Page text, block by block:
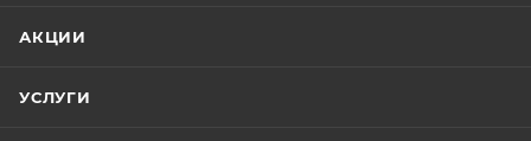
АКЦИИ
УСЛУГИ